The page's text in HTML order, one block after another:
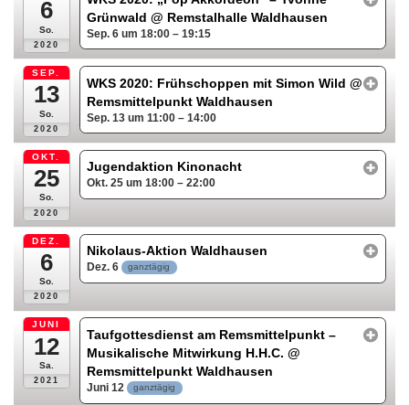
6
So.
2020
Grünwald@ Remstalhalle Waldhausen
Sep. 6 um 18:00 – 19:15
SEP.
13
So.
2020
WKS 2020: Frühschoppen mit Simon Wild@
Remsmittelpunkt Waldhausen
Sep. 13 um 11:00 – 14:00
OKT.
25
So.
2020
Jugendaktion Kinonacht
Okt. 25 um 18:00 – 22:00
DEZ.
6
So.
2020
Nikolaus-Aktion Waldhausen
Dez. 6 ganztägig
JUNI
12
Sa.
2021
Taufgottesdienst am Remsmittelpunkt –
Musikalische Mitwirkung H.H.C.@
Remsmittelpunkt Waldhausen
Juni 12 ganztägig